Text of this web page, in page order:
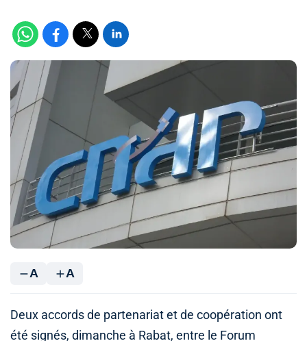
A A
Deux accords de partenariat et de coopération ont
été signés, dimanche à Rabat, entre le Forum